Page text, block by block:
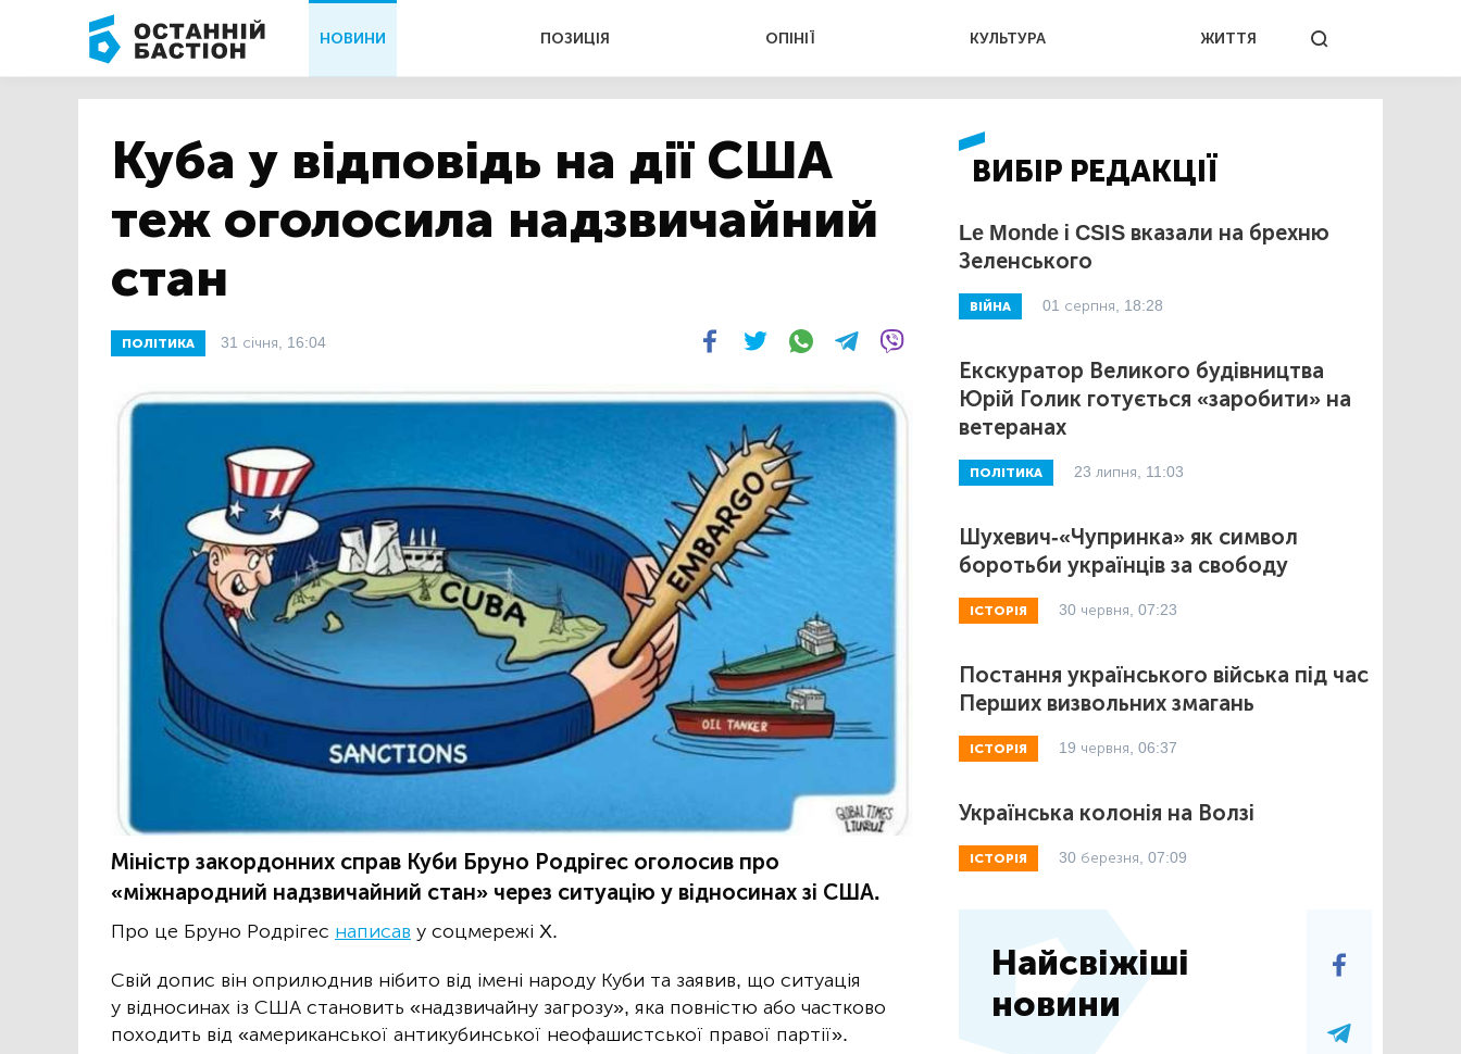
НОВИНИ ПОЗИЦІЯ ОПІНІЇ КУЛЬТУРА ЖИТТЯ
Куба у відповідь на дії США
теж оголосила надзвичайний
стан
ПОЛІТИКА 31 січня, 16:04
Міністр закордонних справ Куби Бруно Родрігес оголосив про
«міжнародний надзвичайний стан» через ситуацію у відносинах зі США.
Про це Бруно Родрігес написав у соцмережі X.
Свій допис він оприлюднив нібито від імені народу Куби та заявив, що ситуація
у відносинах із США становить «надзвичайну загрозу», яка повністю або частково
походить від «американської антикубинської неофашистської правої партії».
ВИБІР РЕДАКЦІЇ
Le Monde і CSIS вказали на брехню
Зеленського
ВІЙНА 01 серпня, 18:28
Екскуратор Великого будівництва
Юрій Голик готується «заробити» на
ветеранах
ПОЛІТИКА 23 липня, 11:03
Шухевич-«Чупринка» як символ
боротьби українців за свободу
ІСТОРІЯ 30 червня, 07:23
Постання українського війська під час
Перших визвольних змагань
ІСТОРІЯ 19 червня, 06:37
Українська колонія на Волзі
ІСТОРІЯ 30 березня, 07:09
Найсвіжіші
новини